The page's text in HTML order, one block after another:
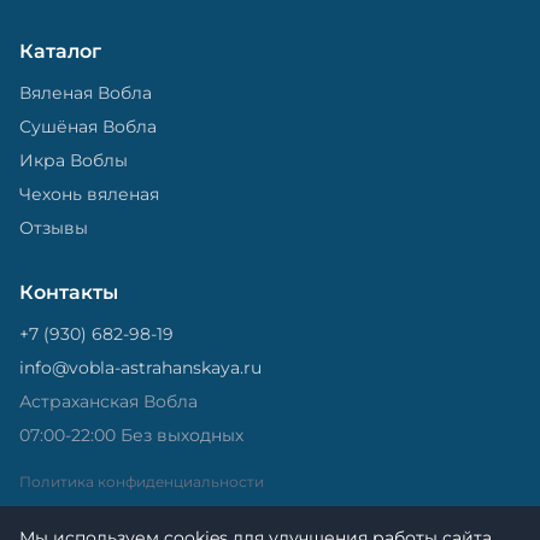
Каталог
Вяленая Вобла
Сушёная Вобла
Икра Воблы
Чехонь вяленая
Отзывы
Контакты
+7 (930) 682-98-19
info@vobla-astrahanskaya.ru
Астраханская Вобла
07:00-22:00 Без выходных
Политика конфиденциальности